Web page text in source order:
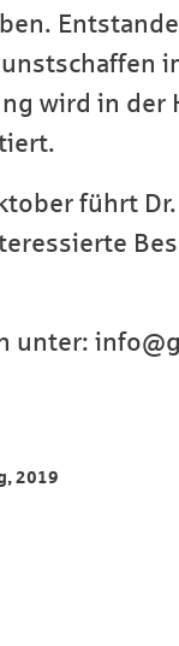
wird in der
führt
unter:
2019